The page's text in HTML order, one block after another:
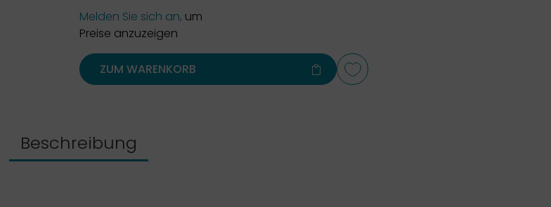
Melden Sie sich an, um
Preise anzuzeigen
ZUM WARENKORB
Beschreibung